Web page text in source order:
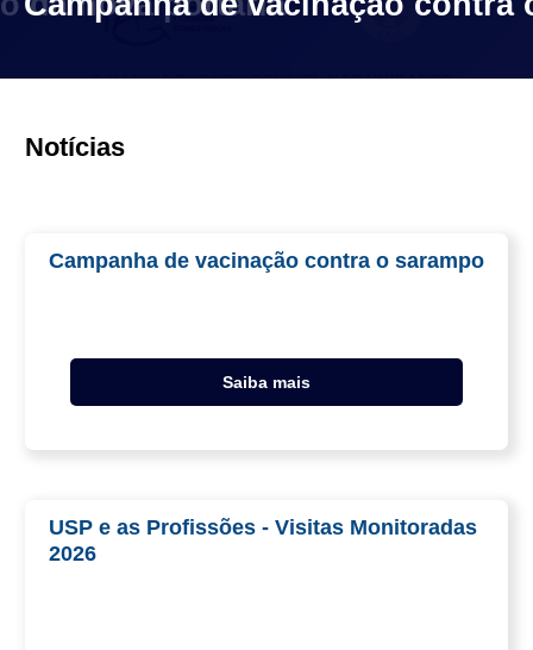
Notícias
Campanha de vacinação contra o sarampo
Saiba mais
USP e as Profissões - Visitas Monitoradas
2026